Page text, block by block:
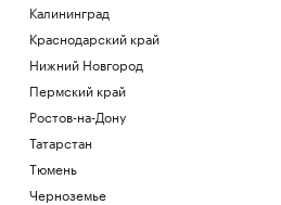
Калининград
Краснодарский край
Нижний Новгород
Пермский край
Ростов-на-Дону
Татарстан
Тюмень
Черноземье